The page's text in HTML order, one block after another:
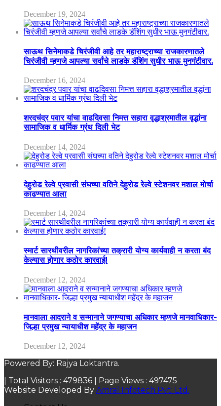
December 19, 2024
साऊथ सिनेमाकडे चिरंजीवी आहे तर महाराष्ट्राच्या राजकारणातले
चिरंजीवी म्हणजे आपल्या सर्वांचे लाडके डॅशिंग सुधीर भाऊ मुनगंटीवार.
December 16, 2024
शरदचंद्र पवार यांचा वाढदिवसा निमत्त सहारा वृद्धाश्रमातील वृद्धांना
सामाजिक व धार्मिक ग्रंथ दिली भेट
December 14, 2024
देहुरोड रेल्वे प्रवासी संघच्या वतिने देहुरोड रेल्वे स्टेशनवर मशाल मोर्चा
काढण्यात आला
December 14, 2024
स्मार्ट सारथीवरील नागरिकांच्या तक्रारी योग्य कार्यवाही न करता बंद
केल्यास होणार कठोर कारवाई!
December 12, 2024
मानवाला आदराने व सन्मानाने जगण्याचा अधिकार म्हणजे मानवाधिकार-
जिल्हा प्रमुख न्यायाधीश महेंद्र के महाजन
December 12, 2024
Powered By: Rajya Loktantra.
| Total Visitors : 479836 | Page Views : 497475
Website Developed By Amral Infotech Pvt. Ltd.